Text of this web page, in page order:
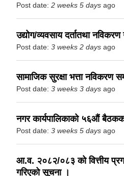
Post date: 2 weeks 5 days ago
उद्योग/व्यवसाय दर्तातथा
Post date: 3 weeks 2 days ago
सामाजिक सुरक्षा भत्ता नविकरण
Post date: 3 weeks 3 days ago
नगर कार्यपालिकाको ५६औं
Post date: 3 weeks 5 days ago
आ.व. २०८२/०८३ को वित्तीय
गरिएको सूचना ।